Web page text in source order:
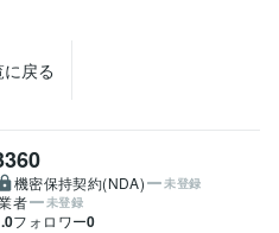
戻る
機密保持契約(NDA) 未登録
者 未登録
フォロワー0